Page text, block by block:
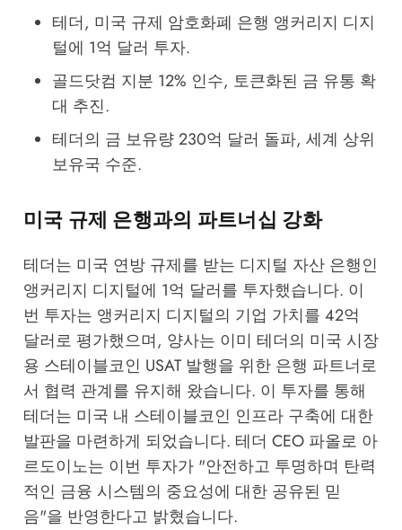
테더, 미국 규제 암호화폐 은행 앵커리지 디지
털에 1억 달러 투자.
골드닷컴 지분 12% 인수, 토큰화된 금 유통 확
대 추진.
테더의 금 보유량 230억 달러 돌파, 세계 상위
보유국 수준.
미국 규제 은행과의 파트너십 강화
테더는 미국 연방 규제를 받는 디지털 자산 은행인
앵커리지 디지털에 1억 달러를 투자했습니다. 이
번 투자는 앵커리지 디지털의 기업 가치를 42억
달러로 평가했으며, 양사는 이미 테더의 미국 시장
용 스테이블코인 USAT 발행을 위한 은행 파트너로
서 협력 관계를 유지해 왔습니다. 이 투자를 통해
테더는 미국 내 스테이블코인 인프라 구축에 대한
발판을 마련하게 되었습니다. 테더 CEO 파올로 아
르도이노는 이번 투자가 "안전하고 투명하며 탄력
적인 금융 시스템의 중요성에 대한 공유된 믿
음"을 반영한다고 밝혔습니다.